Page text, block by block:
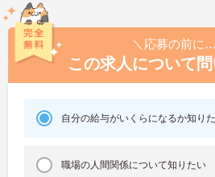
＼応募の前に
この求人について
自分の給与がいくらになるか知り
職場の人間関係について知りたい